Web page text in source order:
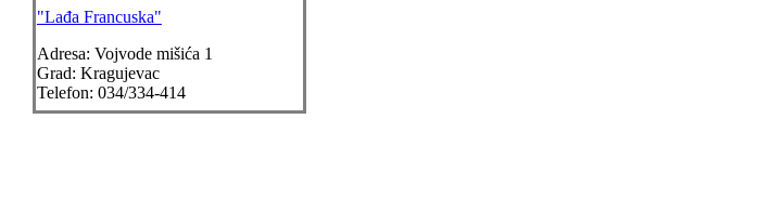
"Lađa Francuska"
Adresa: Vojvode mišića 1
Grad: Kragujevac
Telefon: 034/334-414